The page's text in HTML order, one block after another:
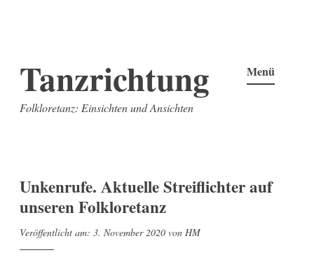
Inhalt
springen
Tanzrichtung
Folkloretanz: Einsichten und Ansichten
Menü
Unkenrufe. Aktuelle Streiflichter auf
unseren Folkloretanz
Veröffentlicht am: 3. November 2020 von HM